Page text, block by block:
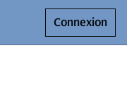
Connexion